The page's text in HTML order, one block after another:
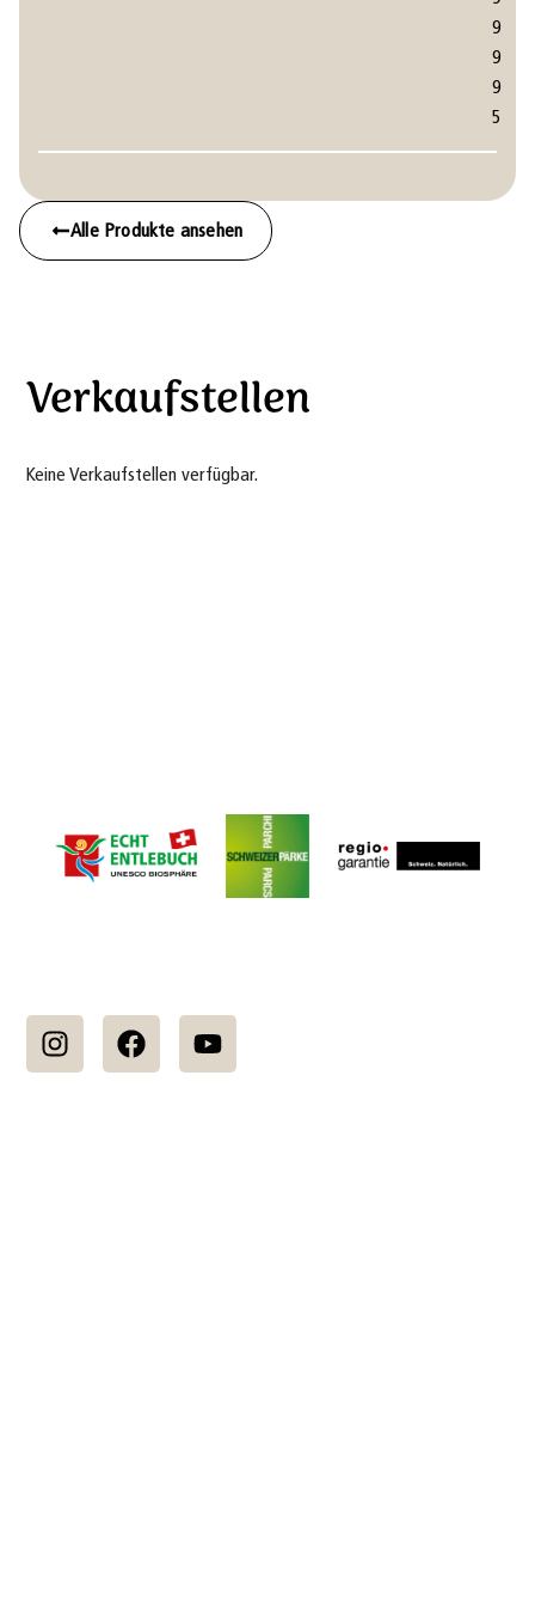
9
9
9
5
Alle Produkte ansehen
Verkaufstellen
Keine Verkaufstellen verfügbar.